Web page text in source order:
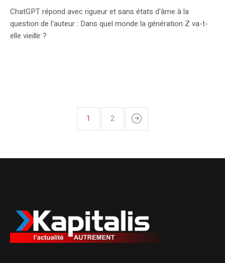
ChatGPT répond avec rigueur et sans états d'âme à la
question de l'auteur : Dans quel monde la génération Z va-t-
elle vieillir ?
1 2